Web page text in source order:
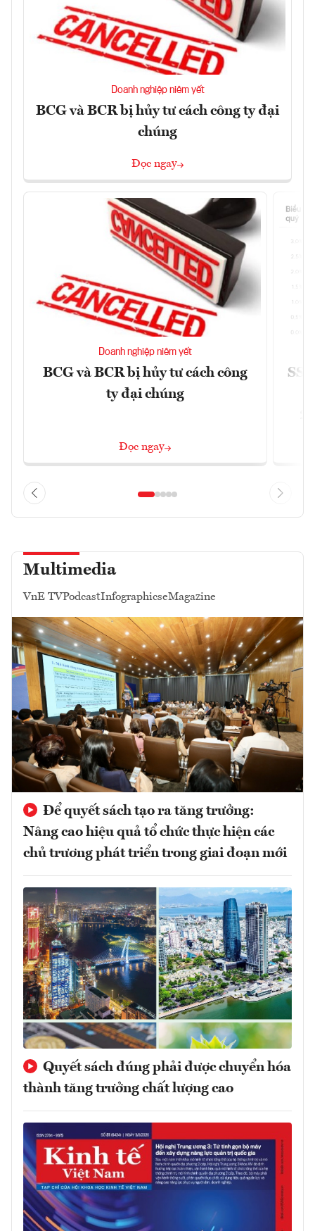
Doanh nghiệp niêm yết
BCG và BCR bị hủy tư cách công ty đại
chúng
Đọc ngay
Doanh nghiệp niêm yết
BCG và BCR bị hủy tư cách công
ty đại chúng
Đọc ngay
SSI
Multimedia
VnE TVPodcastInfographicseMagazine
Để quyết sách tạo ra tăng trưởng:
Nâng cao hiệu quả tổ chức thực hiện các
chủ trương phát triển trong giai đoạn mới
Quyết sách đúng phải được chuyển hóa
thành tăng trưởng chất lượng cao